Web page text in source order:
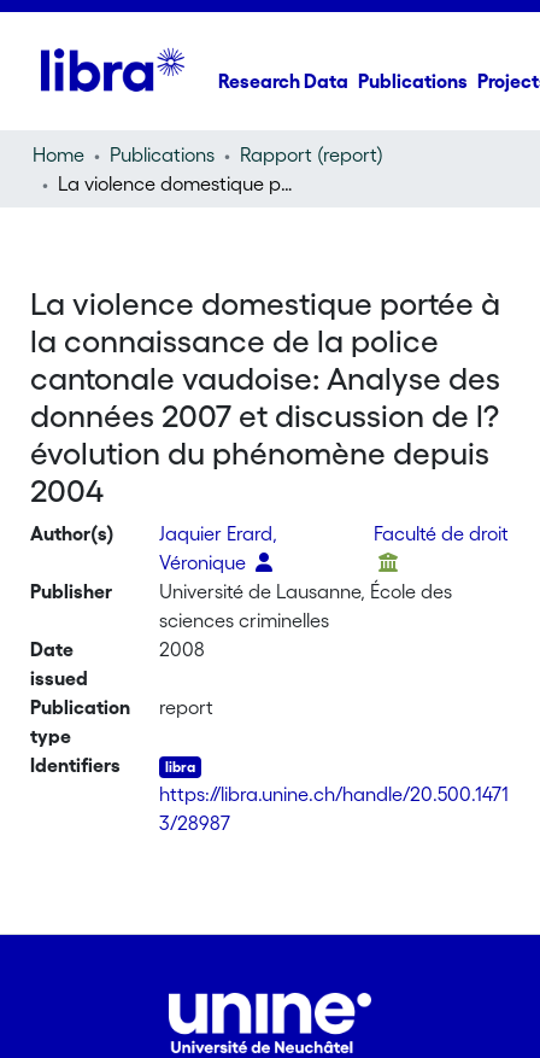
Research Data Publications
Home Publications
Rapport (report)
La violence domestique portée à la connaissance de la police cantonale vaudoise: Analyse des données 2007 et discussion de l?évolution du phénomène depuis 2004
La violence domestique portée à
la connaissance de la police
cantonale vaudoise: Analyse des
données 2007 et discussion de l?
évolution du phénomène depuis
2004
Author(s)
Jaquier Erard,
Véronique
Faculté de droit
Publisher
Université de Lausanne, École des
sciences criminelles
Date
issued
2008
Publication
type
report
Identifiers
https://libra.unine.ch/handle/20.500.1471
3/28987